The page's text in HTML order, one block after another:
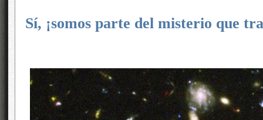
Sí, ¡somos parte del misterio que